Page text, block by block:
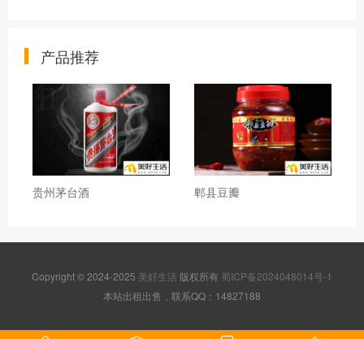
产品推荐
贵州茅台酒 郫县豆瓣
Copyright © 2024-2025 美好生活 版权所有 蜀ICP备2024048014号-1
本站出租出售，联系QQ：14827188